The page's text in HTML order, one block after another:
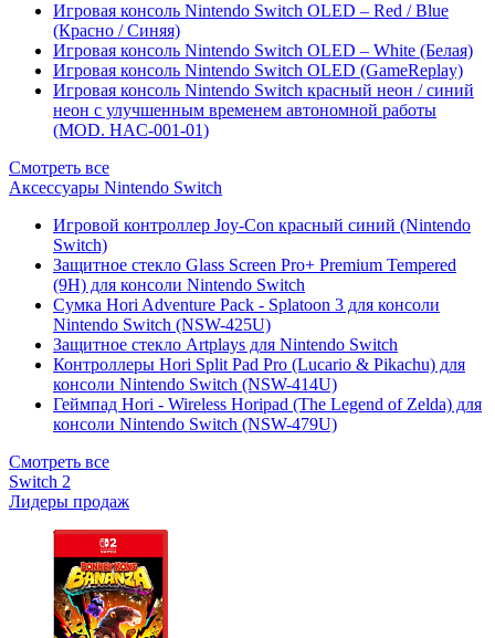
Игровая консоль Nintendo Switch OLED – Red / Blue
(Красно / Синяя)
Игровая консоль Nintendo Switch OLED – White (Белая)
Игровая консоль Nintendo Switch OLED (GameReplay)
Игровая консоль Nintendo Switch красный неон / синий
неон с улучшенным временем автономной работы
(MOD. HAC-001-01)
Смотреть все
Аксессуары Nintendo Switch
Игровой контроллер Joy-Con красный синий (Nintendo
Switch)
Защитное стекло Glass Screen Pro+ Premium Tempered
(9H) для консоли Nintendo Switch
Сумка Hori Adventure Pack - Splatoon 3 для консоли
Nintendo Switch (NSW-425U)
Защитное стекло Artplays для Nintendo Switch
Контроллеры Hori Split Pad Pro (Lucario & Pikachu) для
консоли Nintendo Switch (NSW-414U)
Геймпад Hori - Wireless Horipad (The Legend of Zelda) для
консоли Nintendo Switch (NSW-479U)
Смотреть все
Switch 2
Лидеры продаж